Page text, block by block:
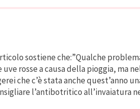
sostiene che:”Qualche
rosse a causa della pioggia, ma
che c’è stata anche quest’anno
l’antibotritico all’invaiatura